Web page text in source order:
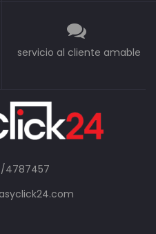
servicio al cliente amable
4787457